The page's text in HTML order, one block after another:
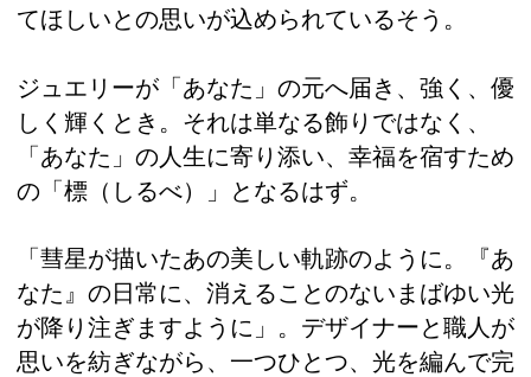
てほしいとの思いが込められているそう。
ジュエリーが「あなた」の元へ届き、強く、優
しく輝くとき。それは単なる飾りではなく、
「あなた」の人生に寄り添い、幸福を宿すため
の「標（しるべ）」となるはず。
「彗星が描いたあの美しい軌跡のように。『あ
なた』の日常に、消えることのないまばゆい光
が降り注ぎますように」。デザイナーと職人が
思いを紡ぎながら、一つひとつ、光を編んで完